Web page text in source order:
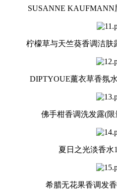
SUSANNE KAUFMANN
柠檬草与天竺葵香调洁肤
DIPTYOUE薰衣草香氛
佛手柑香调洗发露(限
夏日之光淡香水
希腊无花果香调发